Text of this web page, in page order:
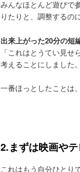
みんなほとんど遊びで
りたりと、調整するの
出来上がった20分の短
「これはとうてい見
考えることにしました。
一番ほっとしたことは
2.まずは映画や
これはもう自分ひとり